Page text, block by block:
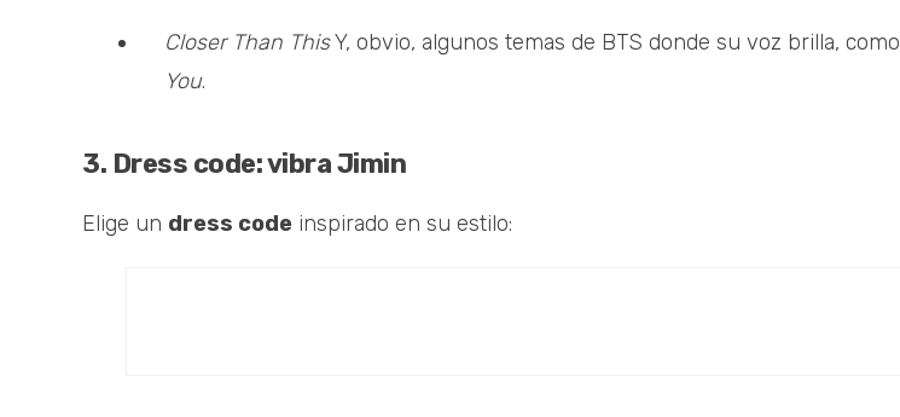
Closer Than ThisY, obvio, algunos temas de BTS donde su voz brilla, como
You.
3. Dress code: vibra Jimin
Elige un dress code inspirado en su estilo: